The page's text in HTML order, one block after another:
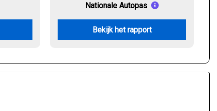
Nationale Autopas
Bekijk het rapport